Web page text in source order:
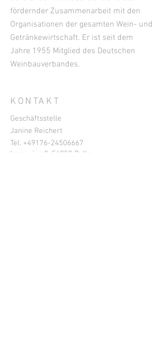
fördernder Zusammenarbeit mit den
Organisationen der gesamten Wein- und
Getränkewirtschaft. Er ist seit dem
Jahre 1955 Mitglied des Deutschen
Weinbauverbandes.
KONTAKT
Geschäftsstelle
Janine Reichert
Tel. +49176-24506667
Langwies 8, 56859 Bullay